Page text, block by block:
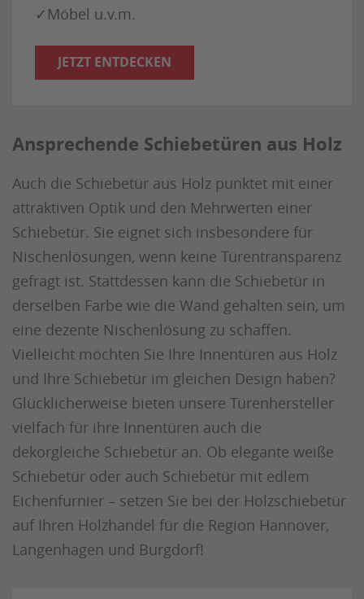
✓Möbel u.v.m.
JETZT ENTDECKEN
Ansprechende Schiebetüren aus Holz
Auch die Schiebetür aus Holz punktet mit einer
attraktiven Optik und den Mehrwerten einer
Schiebetür. Sie eignet sich insbesondere für
Nischenlösungen, wenn keine Türentransparenz
gefragt ist. Stattdessen kann die Schiebetür in
derselben Farbe wie die Wand gehalten sein, um
eine dezente Nischenlösung zu schaffen.
Vielleicht möchten Sie Ihre Innentüren aus Holz
und Ihre Schiebetür im gleichen Design haben?
Glücklicherweise bieten unsere Türenhersteller
vielfach für ihre Innentüren auch die
dekorgleiche Schiebetür an. Ob elegante weiße
Schiebetür oder auch Schiebetür mit edlem
Eichenfurnier – setzen Sie bei der Holzschiebetür
auf Ihren Holzhandel für die Region Hannover,
Langenhagen und Burgdorf!